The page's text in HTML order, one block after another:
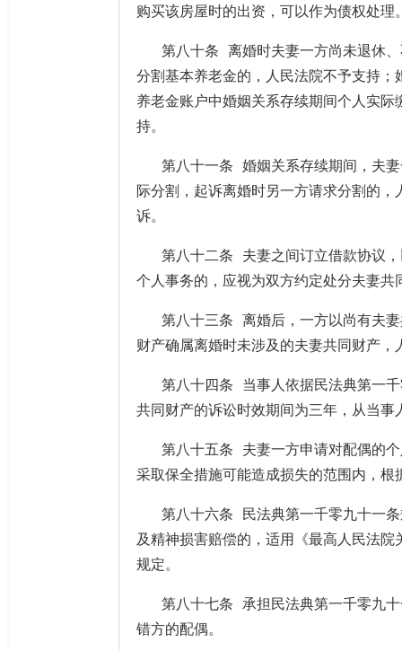
购买该房屋时的出资，可以作为债权处理
第八十条 离婚时夫妻一方尚未退休
分割基本养老金的，人民法院不予支持
养老金账户中婚姻关系存续期间个人实
持。
第八十一条 婚姻关系存续期间，夫
际分割，起诉离婚时另一方请求分割的
诉。
第八十二条 夫妻之间订立借款协议
个人事务的，应视为双方约定处分夫妻
第八十三条 离婚后，一方以尚有夫
财产确属离婚时未涉及的夫妻共同财产
第八十四条 当事人依据民法典第一
共同财产的诉讼时效期间为三年，从当事
第八十五条 夫妻一方申请对配偶的
采取保全措施可能造成损失的范围内，
第八十六条 民法典第一千零九十一
及精神损害赔偿的，适用《最高人民法
规定。
第八十七条 承担民法典第一千零九
错方的配偶。